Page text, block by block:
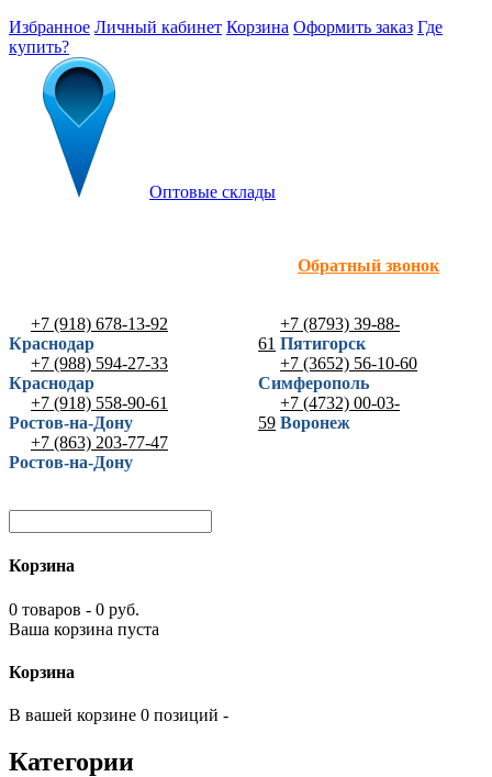
Избранное Личный кабинет Корзина Оформить заказ Где
купить?
Оптовые склады
Обратный звонок
+7 (918) 678-13-92
Краснодар
+7 (988) 594-27-33
Краснодар
+7 (918) 558-90-61
Ростов-на-Дону
+7 (863) 203-77-47
Ростов-на-Дону
+7 (8793) 39-88-
61 Пятигорск
+7 (3652) 56-10-60
Симферополь
+7 (4732) 00-03-
59 Воронеж
Корзина
0 товаров - 0 руб.
Ваша корзина пуста
Корзина
В вашей корзине 0 позиций -
Категории